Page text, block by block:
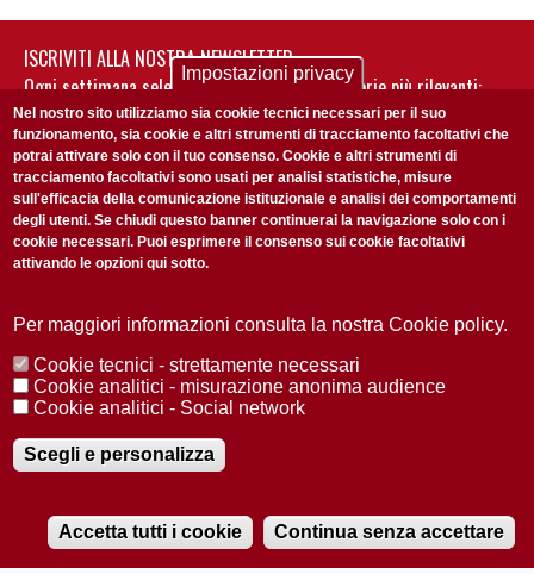
ISCRIVITI ALLA NOSTRA NEWSLETTER
Ogni settimana selezioniamo per te nostre storie più rilevanti:
non perderti gli aggiornamenti della nostra newsletter
Accetto laPrivacy Policy
Redazione Copyright Privacy
Area stampa
© 2025 Università di Padova
Registrazione presso il Tribunale di Padova n. 2097/2012 del 18 giugno
2012
Impostazioni privacy
Nel nostro sito utilizziamo sia cookie tecnici necessari per il suo
funzionamento, sia cookie e altri strumenti di tracciamento facoltativi che
potrai attivare solo con il tuo consenso. Cookie e altri strumenti di
tracciamento facoltativi sono usati per analisi statistiche, misure
sull'efficacia della comunicazione istituzionale e analisi dei comportamenti
degli utenti. Se chiudi questo banner continuerai la navigazione solo con i
cookie necessari. Puoi esprimere il consenso sui cookie facoltativi
attivando le opzioni qui sotto.
Per maggiori informazioni consulta la nostra Cookie policy.
Cookie tecnici - strettamente necessari
Cookie analitici - misurazione anonima audience
Cookie analitici - Social network
Scegli e personalizza
Accetta tutti i cookie Continua senza accettare